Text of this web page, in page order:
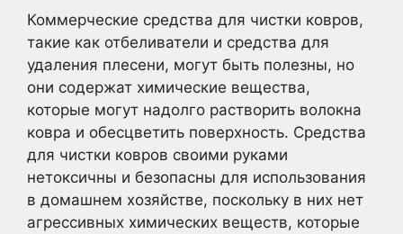
Коммерческие средства для чистки ковров,
такие как отбеливатели и средства для
удаления плесени, могут быть полезны, но
они содержат химические вещества,
которые могут надолго растворить волокна
ковра и обесцветить поверхность. Средства
для чистки ковров своими руками
нетоксичны и безопасны для использования
в домашнем хозяйстве, поскольку в них нет
агрессивных химических веществ, которые